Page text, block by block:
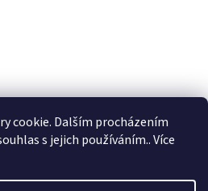
cookie. Dalším procházením
s jejich používáním.. Více